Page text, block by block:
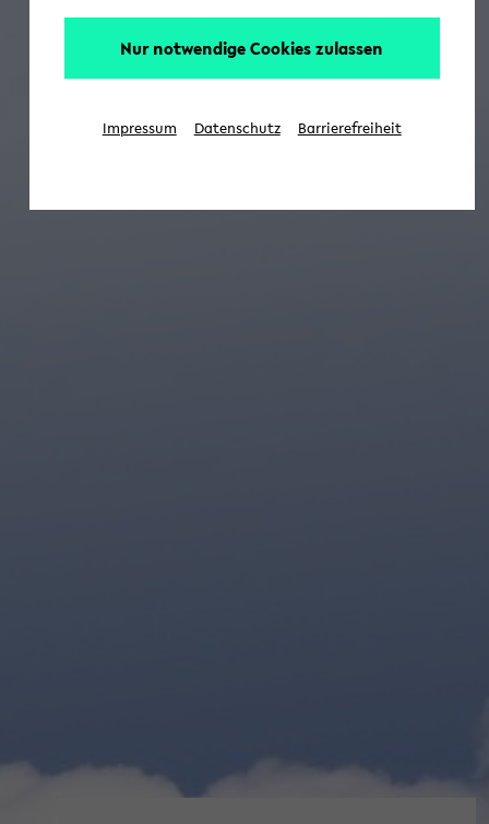
Nur notwendige Cookies zulassen
Impressum Datenschutz Barrierefreiheit